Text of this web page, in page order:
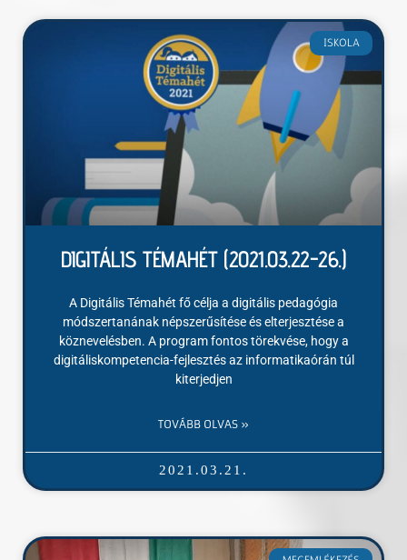
ISKOLA
DIGITÁLIS TÉMAHÉT (2021.03.22-26.)
A Digitális Témahét fő célja a digitális pedagógia
módszertanának népszerűsítése és elterjesztése a
köznevelésben. A program fontos törekvése, hogy a
digitáliskompetencia-fejlesztés az informatikaórán túl
kiterjedjen
TOVÁBB OLVAS »
2021.03.21.